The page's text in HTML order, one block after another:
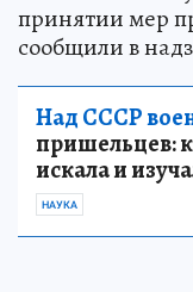
принятии мер
сообщили в
Над СССР
пришельцев:
искала и
НАУКА